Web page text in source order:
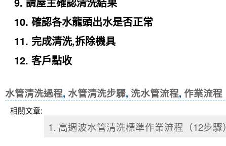
10. 確認各水龍頭出水是否正常
11. 完成清洗,拆除機具
12. 客戶點收
水管清洗過程, 水管清洗步驟, 洗水管流程, 作業流程
相關文章:
1. 高週波水管清洗標準作業流程（12步驟）